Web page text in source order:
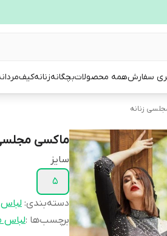
سفارشهمه محصولاتبچگانهزنانهکیف
زنانه
ماکسی مجلسی
سایز
5
دسته‌بندی:
برچسب‌ها :لباس